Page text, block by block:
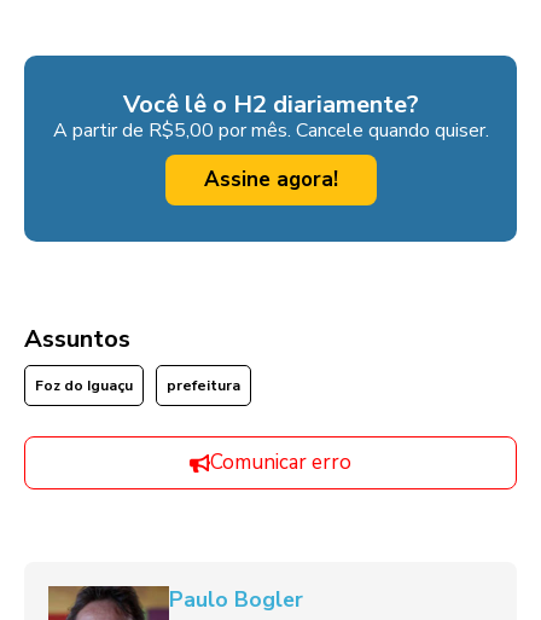
Você lê o H2 diariamente?
A partir de R$5,00 por mês. Cancele quando quiser.
Assine agora!
Assuntos
Foz do Iguaçu prefeitura
Comunicar erro
Paulo Bogler